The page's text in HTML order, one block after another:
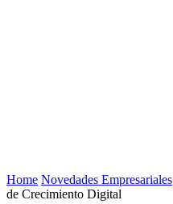
Home Novedades Empresariales
de Crecimiento Digital